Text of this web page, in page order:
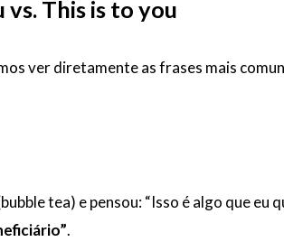
This is to you
ver diretamente as frases mais
tea) e pensou: “Isso é algo que eu
.